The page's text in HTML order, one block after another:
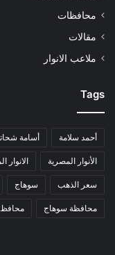
محافظات
مقالات
ملاعب الانوار
Tags
أحمد سلامة أسامة
الأنوار المصرية الانوار
سعر الذهب سوهاج
محافظة سوهاج